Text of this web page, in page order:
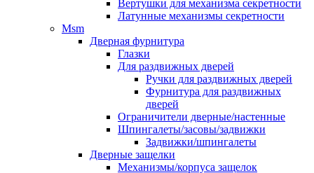
Вертушки для механизма секретности
Латунные механизмы секретности
Msm
Дверная фурнитура
Глазки
Для раздвижных дверей
Ручки для раздвижных дверей
Фурнитура для раздвижных
дверей
Ограничители дверные/настенные
Шпингалеты/засовы/задвижки
Задвижки/шпингалеты
Дверные защелки
Механизмы/корпуса защелок